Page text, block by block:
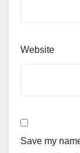
Website
Save my